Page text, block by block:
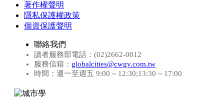
著作權聲明
隱私保護權政策
個資保護聲明
聯絡我們
讀者服務部電話：(02)2662-0012
服務信箱： globalcities@cwgv.com.tw
時間：週一至週五 9:00 ~ 12:30;13:30 ~ 17:00